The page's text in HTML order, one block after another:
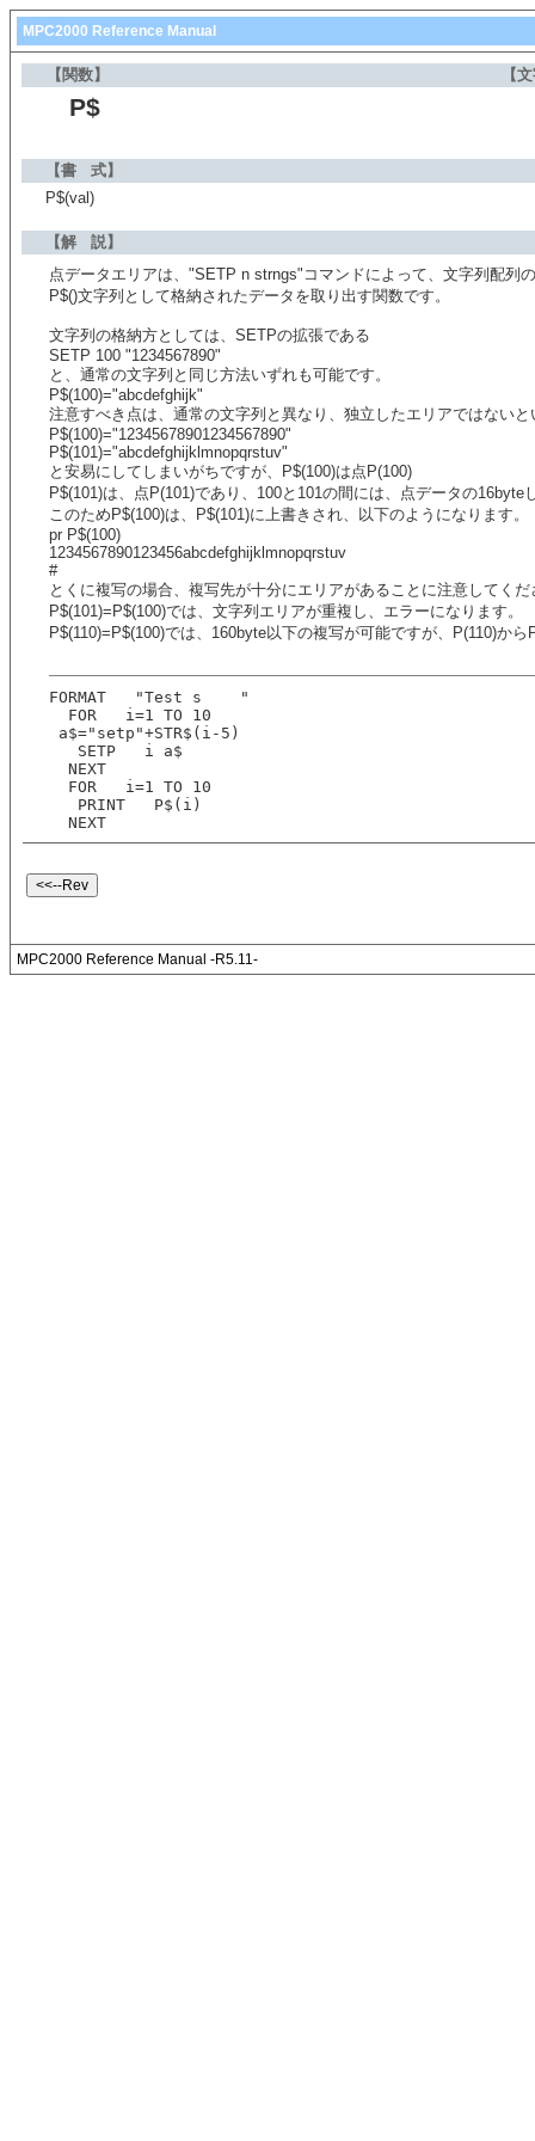
MPC2000 Reference Manual
【関数】 【
P$
【書 式】
P$(val)
【解 説】
点データエリアは、"SETP n strngs"コマンドによって、文字列配列
P$()文字列として格納されたデータを取り出す関数です。
文字列の格納方としては、SETPの拡張である
SETP 100 "1234567890"
と、通常の文字列と同じ方法いずれも可能です。
P$(100)="abcdefghijk"
注意すべき点は、通常の文字列と異なり、独立したエリアではない
P$(100)="12345678901234567890"
P$(101)="abcdefghijklmnopqrstuv"
と安易にしてしまいがちですが、P$(100)は点P(100)
P$(101)は、点P(101)であり、100と101の間には、点データの16byte
このためP$(100)は、P$(101)に上書きされ、以下のようになります。
pr P$(100)
1234567890123456abcdefghijklmnopqrstuv
#
とくに複写の場合、複写先が十分にエリアがあることに注意してくだ
P$(101)=P$(100)では、文字列エリアが重複し、エラーになります。
P$(110)=P$(100)では、160byte以下の複写が可能ですが、P(110)か
FORMAT   "Test s    "
  FOR   i=1 TO 10
a$="setp"+STR$(i-5)
   SETP   i a$
  NEXT
  FOR   i=1 TO 10
   PRINT   P$(i)
  NEXT
MPC2000 Reference Manual -R5.11-